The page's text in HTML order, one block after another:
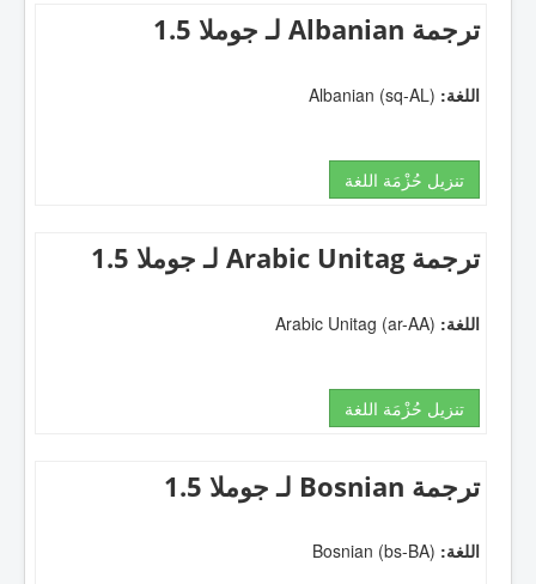
ترجمة Albanian لـ جوملا 1.5
اللغة:
تنزيل حُزْمَة اللغة
ترجمة Arabic Unitag لـ جوملا 1.5
اللغة:
تنزيل حُزْمَة اللغة
ترجمة Bosnian لـ جوملا 1.5
اللغة: